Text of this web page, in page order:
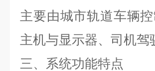
主要由城市轨道车辆
主机与显示器、司机
三、系统功能特点